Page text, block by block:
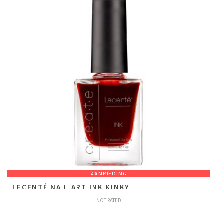
AANBIEDING
LECENTÉ NAIL ART INK KINKY
NOT RATED